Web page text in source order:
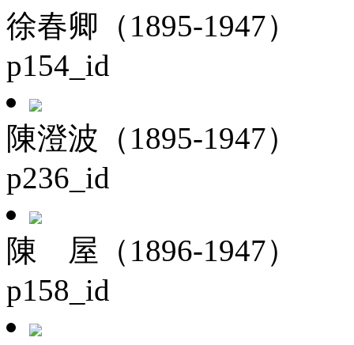
徐春卿（1895-1947）
p154_id
陳澄波（1895-1947）
p236_id
陳 屋（1896-1947）
p158_id